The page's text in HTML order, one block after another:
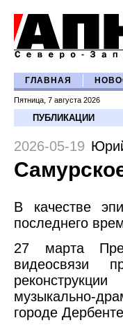
ГЛАВНАЯ
Пятница, 7 августа 2026
ПУБЛИКАЦИИ
2026-05-19
В качестве
последнего
27 марта
видеосвязи
музыкально-
городе